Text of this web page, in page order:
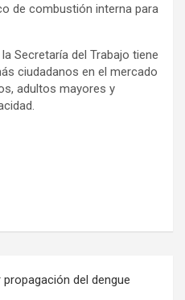
de combustión interna para
Secretaría del Trabajo tiene
ciudadanos en el mercado
adultos mayores y
del dengue